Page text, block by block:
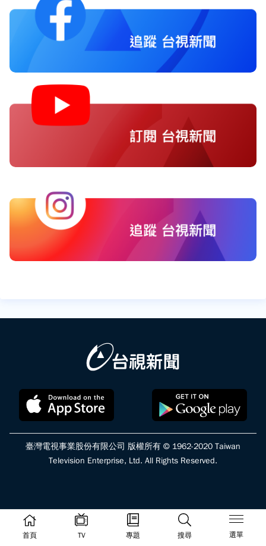
首頁 TV 專題 搜尋 選單
臺灣電視事業股份有限公司 版權所有 © 1962-2020 Taiwan
Television Enterprise, Ltd. All Rights Reserved.